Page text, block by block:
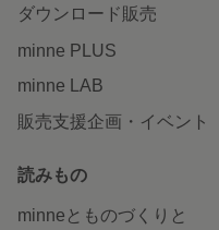
ダウンロード販売
minne PLUS
minne LAB
販売支援企画・イベント
読みもの
minneとものづくりと